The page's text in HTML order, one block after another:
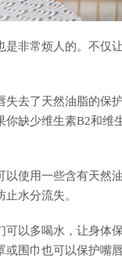
非常烦人的。不仅
去了天然油脂的保
缺少维生素B2和维
使用一些含有天然
水分流失。
以多喝水，让身体
围巾也可以保护嘴